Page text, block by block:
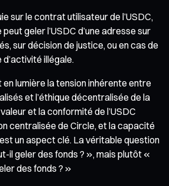
sur le contrat utilisateur de l’USDC,
geler l’USDC d’une adresse sur
sur décision de justice, ou en cas de
illégale.
lumière la tension inhérente entre
et l’éthique décentralisée de la
et la conformité de l’USDC
centralisée de Circle, et la capacité
un aspect clé. La véritable question
il geler des fonds ? », mais plutôt «
des fonds ? »